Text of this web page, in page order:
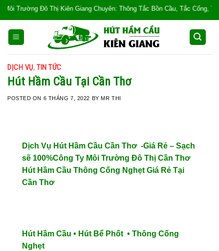
Skip
content
Thị Kiên Giang Chuyên: Thông Tắc Bồn Cầu, Tắc Cống, Tắc Bồn
DỊCH VỤ, TIN TỨC
Hút Hầm Cầu Tại Cần Thơ
POSTED ON 6 THÁNG 7, 2022 BYMR THI
Dịch Vụ Hút Hầm Cầu Cần Thơ -Giá Rẻ – Sạch
sẽ 100%Công Ty Môi Trường Đô Thị Cần Thơ
Hút Hầm Cầu Thông Cống Nghẹt Giá Rẻ Tại
Cần Thơ
Hút Hầm Cầu • Hút Bể Phốt • Thông Cống
Nghẹt